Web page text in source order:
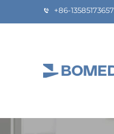
+86-13585173657